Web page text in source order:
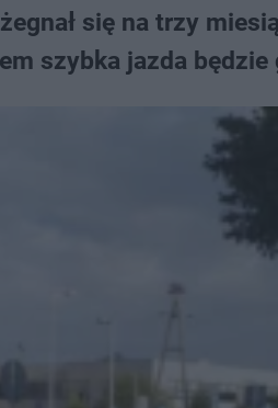
się na trzy
szybka jazda